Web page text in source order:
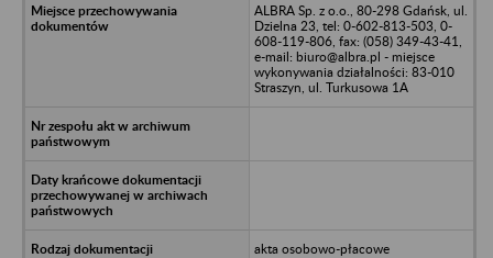
ALBRA Sp. z o.o., 80-298 Gdańsk, ul.
Dzielna 23, tel: 0-602-813-503, 0-
608-119-806, fax: (058) 349-43-41,
e-mail: biuro@albra.pl - miejsce
wykonywania działalności: 83-010
Straszyn, ul. Turkusowa 1A
akta osobowo-płacowe